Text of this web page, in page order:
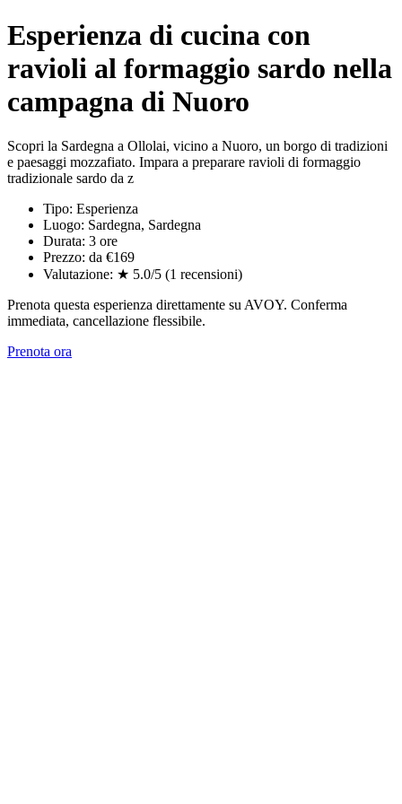
Esperienza di cucina con
ravioli al formaggio sardo nella
campagna di Nuoro
Scopri la Sardegna a Ollolai, vicino a Nuoro, un borgo di tradizioni
e paesaggi mozzafiato. Impara a preparare ravioli di formaggio
tradizionale sardo da z
Tipo: Esperienza
Luogo: Sardegna, Sardegna
Durata: 3 ore
Prezzo: da €169
Valutazione: ★ 5.0/5 (1 recensioni)
Prenota questa esperienza direttamente su AVOY. Conferma
immediata, cancellazione flessibile.
Prenota ora